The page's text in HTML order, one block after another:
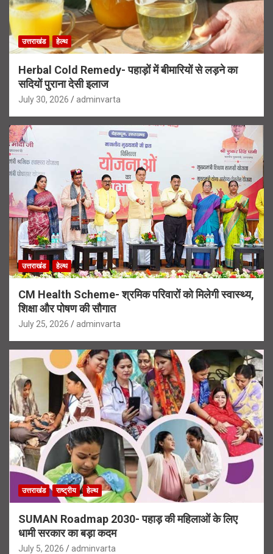
उत्तराखंड हेल्थ
Herbal Cold Remedy- पहाड़ों में बीमारियों से लड़ने का
सदियों पुराना देसी इलाज
July 30, 2026 adminvarta
उत्तराखंड हेल्थ
CM Health Scheme- श्रमिक परिवारों को मिलेगी स्वास्थ्य,
शिक्षा और पोषण की सौगात
July 25, 2026 adminvarta
उत्तराखंड राष्ट्रीय हेल्थ
SUMAN Roadmap 2030- पहाड़ की महिलाओं के लिए
धामी सरकार का बड़ा कदम
July 5, 2026 adminvarta